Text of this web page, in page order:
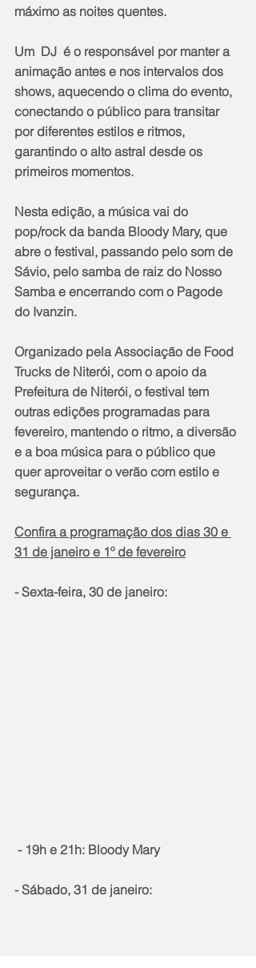
máximo as noites quentes.
Um  DJ  é o responsável por manter a
animação antes e nos intervalos dos
shows, aquecendo o clima do evento,
conectando o público para transitar
por diferentes estilos e ritmos,
garantindo o alto astral desde os
primeiros momentos.
Nesta edição, a música vai do
pop/rock da banda Bloody Mary, que
abre o festival, passando pelo som de
Sávio, pelo samba de raiz do Nosso
Samba e encerrando com o Pagode
do Ivanzin.
Organizado pela Associação de Food
Trucks de Niterói, com o apoio da
Prefeitura de Niterói, o festival tem
outras edições programadas para
fevereiro, mantendo o ritmo, a diversão
e a boa música para o público que
quer aproveitar o verão com estilo e
segurança.
Confira a programação dos dias 30 e
31 de janeiro e 1º de fevereiro
- Sexta-feira, 30 de janeiro:
- 19h e 21h: Bloody Mary
- Sábado, 31 de janeiro: